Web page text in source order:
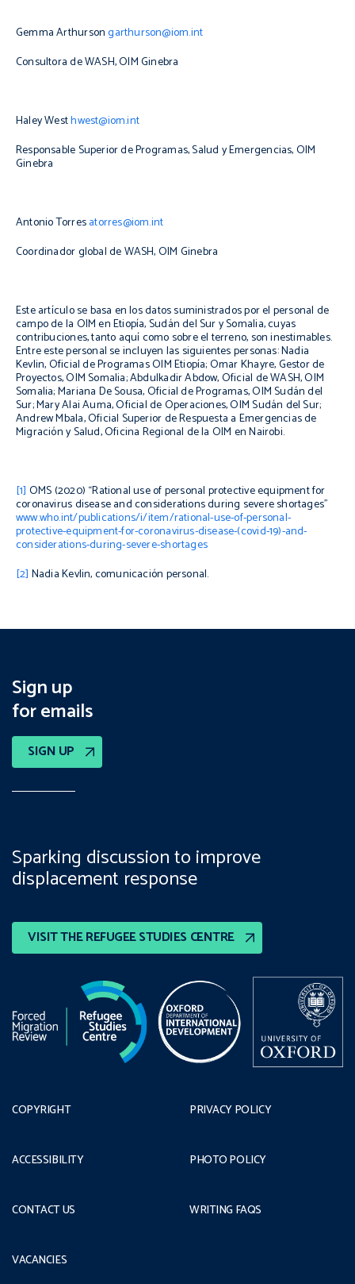
Gemma Arthursongarthurson@iom.int
Consultora de WASH, OIM Ginebra
Haley Westhwest@iom.int
Responsable Superior de Programas, Salud y Emergencias, OIM
Ginebra
Antonio Torresatorres@iom.int
Coordinador global de WASH, OIM Ginebra
Este artículo se basa en los datos suministrados por el personal de
campo de la OIM en Etiopía, Sudán del Sur y Somalia, cuyas
contribuciones, tanto aquí como sobre el terreno, son inestimables.
Entre este personal se incluyen las siguientes personas: Nadia
Kevlin, Oficial de Programas OIM Etiopía; Omar Khayre, Gestor de
Proyectos, OIM Somalia; Abdulkadir Abdow, Oficial de WASH, OIM
Somalia; Mariana De Sousa, Oficial de Programas, OIM Sudán del
Sur; Mary Alai Auma, Oficial de Operaciones, OIM Sudán del Sur;
Andrew Mbala, Oficial Superior de Respuesta a Emergencias de
Migración y Salud, Oficina Regional de la OIM en Nairobi.
[1] OMS (2020) “Rational use of personal protective equipment for
coronavirus disease and considerations during severe shortages”
www.who.int/publications/i/item/rational-use-of-personal-
protective-equipment-for-coronavirus-disease-(covid-19)-and-
considerations-during-severe-shortages
[2] Nadia Kevlin, comunicación personal.
Sign up
for emails
SIGN UP
VISIT THE REFUGEE STUDIES CENTRE
Sparking discussion to improve
displacement response
COPYRIGHT
ACCESSIBILITY
CONTACT US
PRIVACY POLICY
PHOTO POLICY
WRITING FAQS
VACANCIES